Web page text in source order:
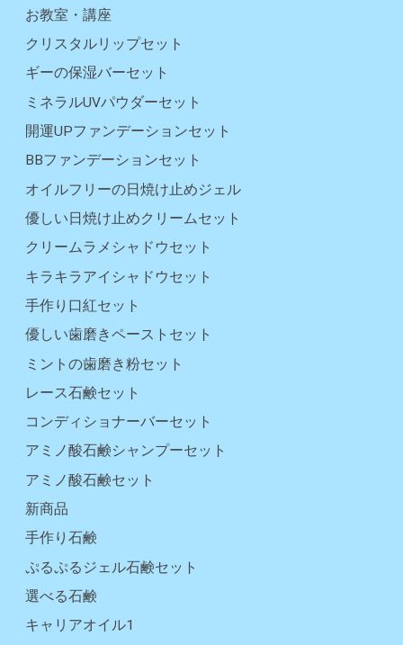
お教室・講座
クリスタルリップセット
ギーの保湿バーセット
ミネラルUVパウダーセット
開運UPファンデーションセット
BBファンデーションセット
オイルフリーの日焼け止めジェル
優しい日焼け止めクリームセット
クリームラメシャドウセット
キラキラアイシャドウセット
手作り口紅セット
優しい歯磨きペーストセット
ミントの歯磨き粉セット
レース石鹸セット
コンディショナーバーセット
アミノ酸石鹸シャンプーセット
アミノ酸石鹸セット
新商品
手作り石鹸
ぷるぷるジェル石鹸セット
選べる石鹸
キャリアオイル1